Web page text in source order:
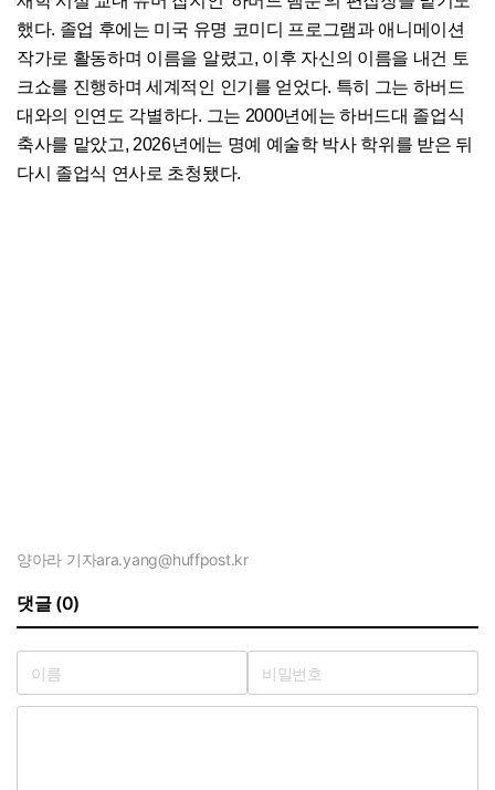
했다. 졸업 후에는 미국 유명 코미디 프로그램과 애니메이션
작가로 활동하며 이름을 알렸고, 이후 자신의 이름을 내건 토
크쇼를 진행하며 세계적인 인기를 얻었다. 특히 그는 하버드
대와의 인연도 각별하다. 그는 2000년에는 하버드대 졸업식
축사를 맡았고, 2026년에는 명예 예술학 박사 학위를 받은 뒤
다시 졸업식 연사로 초청됐다.
양아라 기자ara.yang@huffpost.kr
댓글 (0)